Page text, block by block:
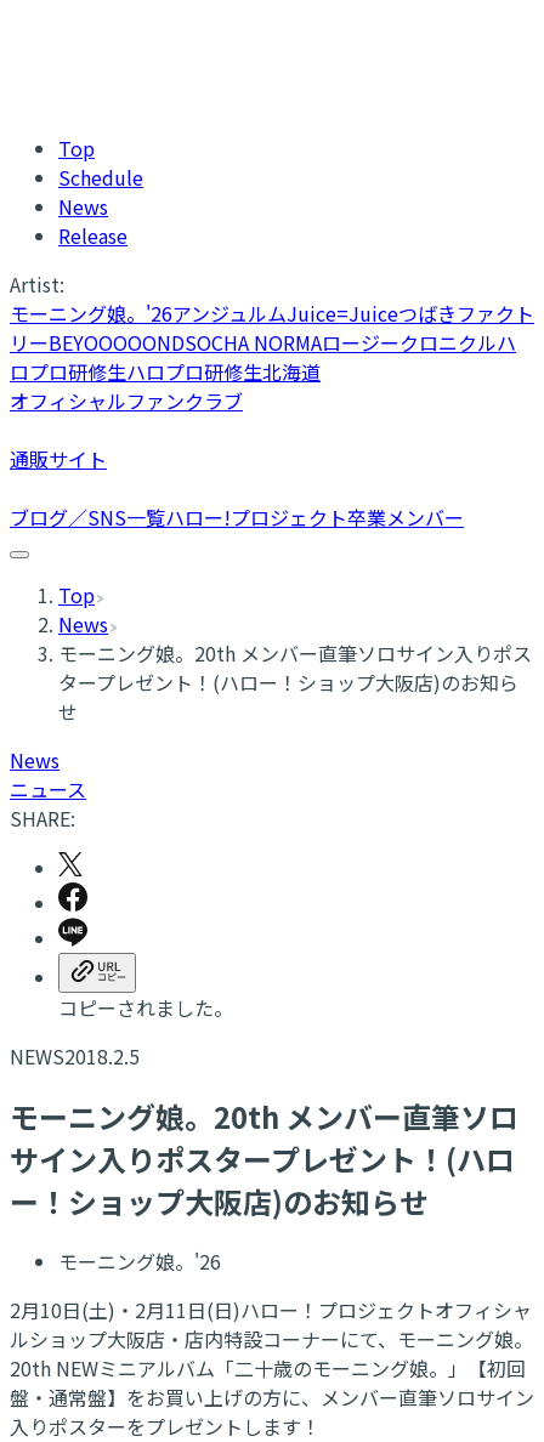
Top
Schedule
News
Release
Artist:
モーニング娘。'26アンジュルムJuice=Juiceつばきファクト
リーBEYOOOOONDSOCHA NORMAロージークロニクルハ
ロプロ研修生ハロプロ研修生北海道
オフィシャルファンクラブ
通販サイト
ブログ／SNS一覧ハロー!プロジェクト卒業メンバー
Top
News
モーニング娘。20th メンバー直筆ソロサイン入りポス
タープレゼント！(ハロー！ショップ大阪店)のお知ら
せ
News
ニュース
SHARE:
コピーされました。
NEWS2018.2.5
モーニング娘。20th メンバー直筆ソロ
サイン入りポスタープレゼント！(ハロ
ー！ショップ大阪店)のお知らせ
モーニング娘。'26
2月10日(土)・2月11日(日)ハロー！プロジェクトオフィシャ
ルショップ大阪店・店内特設コーナーにて、モーニング娘。
20th NEWミニアルバム「二十歳のモーニング娘。」【初回
盤・通常盤】をお買い上げの方に、メンバー直筆ソロサイン
入りポスターをプレゼントします！